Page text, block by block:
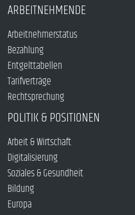
ARBEITNEHMENDE
Arbeitnehmerstatus
Bezahlung
Entgelttabellen
Tarifverträge
Rechtsprechung
POLITIK & POSITIONEN
Arbeit & Wirtschaft
Digitalisierung
Soziales & Gesundheit
Bildung
Europa